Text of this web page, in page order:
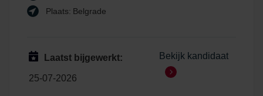
Plaats: Belgrade
Laatst bijgewerkt:
25-07-2026
Bekijk kandidaat